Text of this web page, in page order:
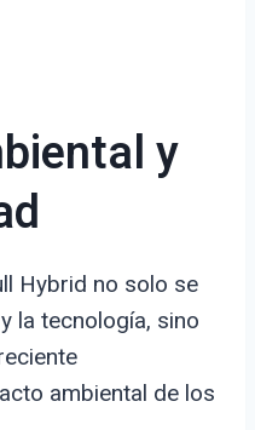
y
Hybrid no solo se
la tecnología, sino
ambiental de los